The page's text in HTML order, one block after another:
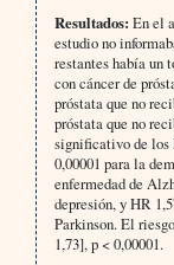
Resultados: En el
estudio no
restantes había un
con cáncer de
próstata que no
próstata que no
significativo de los
0,00001 para la
enfermedad de
depresión, y HR
Parkinson. El
1,73], p < 0,00001.